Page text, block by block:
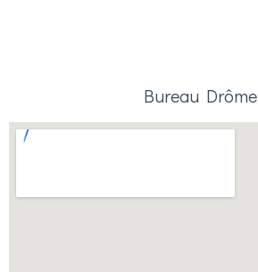
Bureau Drôme